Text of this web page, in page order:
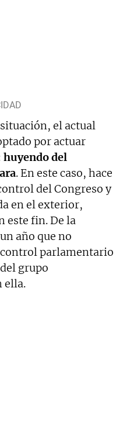
el actual
por actuar
huyendo del
. En este caso, hace
del Congreso y
en el exterior,
este fin. De la
año que no
parlamentario
grupo
ella.